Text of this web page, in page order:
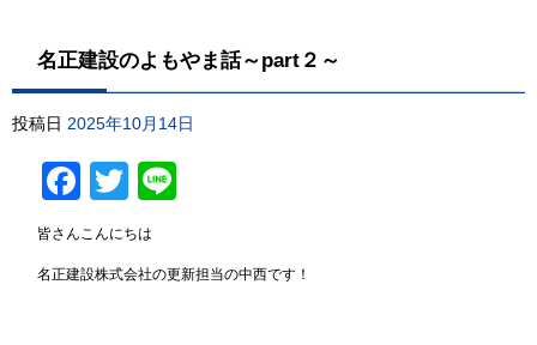
名正建設のよもやま話～part２～
投稿日 2025年10月14日
Facebook
Twitter
皆さんこんにちは
名正建設株式会社の更新担当の中西です！